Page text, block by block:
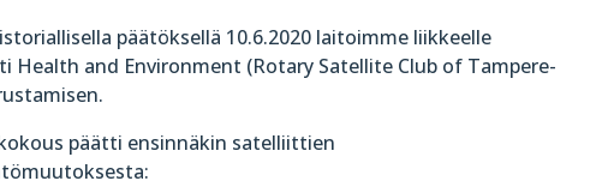
päätöksellä 10.6.2020 laitoimme liikkeelle
and Environment (Rotary Satellite Club of Tampere-
päätti ensinnäkin satelliittien